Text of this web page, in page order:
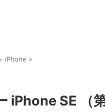
iPhone >
iPhone SE （